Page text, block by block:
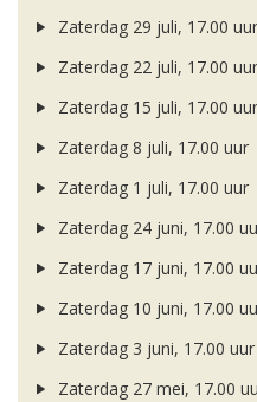
Zaterdag 29 juli, 17.00 uur
Zaterdag 22 juli, 17.00 uur
Zaterdag 15 juli, 17.00 uur
Zaterdag 8 juli, 17.00 uur
Zaterdag 1 juli, 17.00 uur
Zaterdag 24 juni, 17.00
Zaterdag 17 juni, 17.00
Zaterdag 10 juni, 17.00
Zaterdag 3 juni, 17.00 uur
Zaterdag 27 mei, 17.00